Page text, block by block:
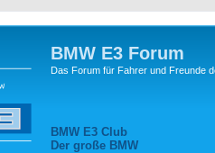
BMW E3 Forum
Das Forum für Fahrer und Freunde
BMW E3 Club
Der große BMW